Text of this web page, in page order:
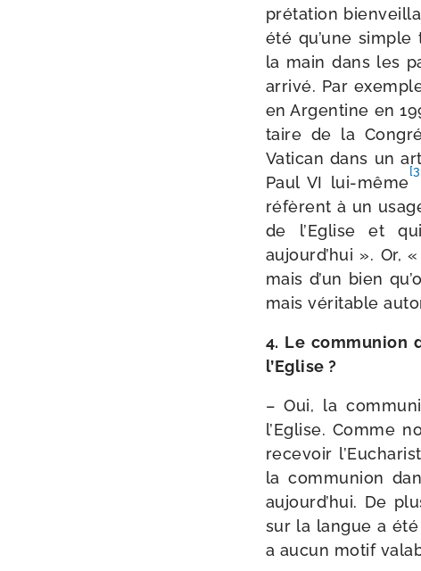
pré­ta­tion
été qu’une
la main dans les
arri­vé. Par
en Argentine en
taire de la
Vatican dans un
Paul VI lui-​même
réfèrent à un
de l’Eglise et
aujourd’hui ». Or,
mais d’un bien
mais véri­table
4. Le com­mu­nion
l’Eglise ?
– Oui, la
l’Eglise. Comme
rece­voir
la com­mu­nion
aujourd’hui. De
sur la langue a été
a aucun motif